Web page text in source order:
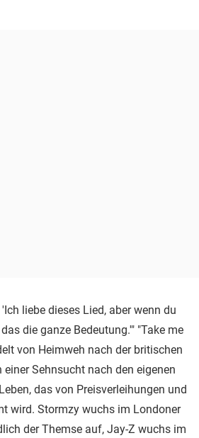
liebe dieses Lied, aber wenn du
die ganze Bedeutung.'" "Take me
von Heimweh nach der britischen
Sehnsucht nach den eigenen
das von Preisverleihungen und
wird. Stormzy wuchs im Londoner
der Themse auf, Jay-Z wuchs im